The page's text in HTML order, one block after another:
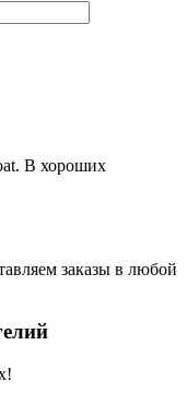
В хороших
заказы в любой